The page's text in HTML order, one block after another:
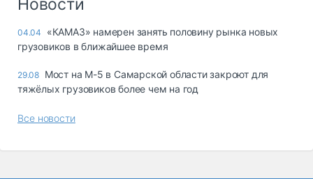
опасные грузы
страхование
Новости
04.04
«КАМАЗ» намерен занять половину рынка новых
грузовиков в ближайшее время
29.08 Мост на М-5 в Самарской области закроют для
тяжёлых грузовиков более чем на год
Все новости